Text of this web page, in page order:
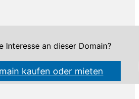
Interesse an dieser Domain?
kaufen oder mieten